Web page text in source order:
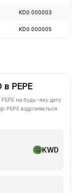
KD0.000003
KD0.000005
PEPE
на будь-яку дату
PEPE відрізняється
KWD